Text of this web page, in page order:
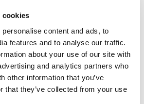
cookies
content and ads, to
features and to analyse our traffic.
about your use of our site with
and analytics partners who
other information that you’ve
that they’ve collected from your use
DE DESCUENTO EN TU PRIMERA